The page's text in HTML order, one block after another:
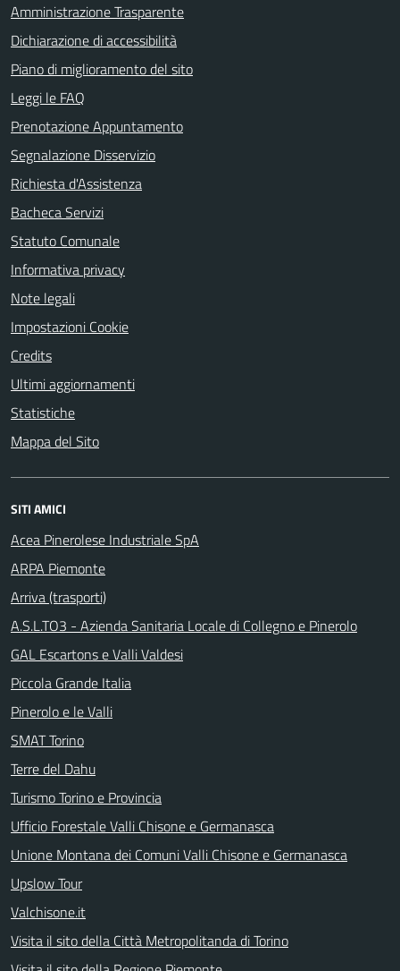
Amministrazione Trasparente
Dichiarazione di accessibilità
Piano di miglioramento del sito
Leggi le FAQ
Prenotazione Appuntamento
Segnalazione Disservizio
Richiesta d'Assistenza
Bacheca Servizi
Statuto Comunale
Informativa privacy
Note legali
Impostazioni Cookie
Credits
Ultimi aggiornamenti
Statistiche
Mappa del Sito
SITI AMICI
Acea Pinerolese Industriale SpA
ARPA Piemonte
Arriva (trasporti)
A.S.L.TO3 - Azienda Sanitaria Locale di Collegno e Pinerolo
GAL Escartons e Valli Valdesi
Piccola Grande Italia
Pinerolo e le Valli
SMAT Torino
Terre del Dahu
Turismo Torino e Provincia
Ufficio Forestale Valli Chisone e Germanasca
Unione Montana dei Comuni Valli Chisone e Germanasca
Upslow Tour
Valchisone.it
Visita il sito della Città Metropolitanda di Torino